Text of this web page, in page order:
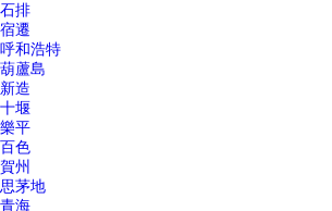
石排
宿遷
呼和浩特
葫蘆島
新造
十堰
樂平
百色
賀州
思茅地
青海